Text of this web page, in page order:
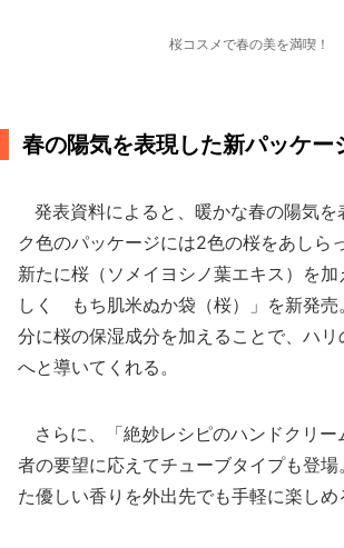
桜コスメで春の美を満喫！
春の陽気を表現した新パッケー
発表資料によると、暖かな春の陽気を
ク色のパッケージには2色の桜をあしら
新たに桜（ソメイヨシノ葉エキス）を
しく もち肌米ぬか袋（桜）」を新発売
分に桜の保湿成分を加えることで、ハ
へと導いてくれる。
さらに、「絶妙レシピのハンドクリー
者の要望に応えてチューブタイプも登場
た優しい香りを外出先でも手軽に楽しめ